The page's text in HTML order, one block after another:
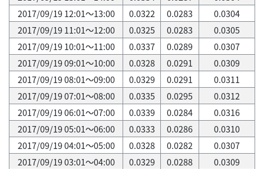
2017/09/19 12:01～13:00
0.0322 0.0283
0.0304
2017/09/19 11:01～12:00
0.0325 0.0283
0.0305
2017/09/19 10:01～11:00
0.0337 0.0289
0.0307
2017/09/19 09:01～10:00
0.0328 0.0291
0.0309
2017/09/19 08:01～09:00
0.0329 0.0291
0.0311
2017/09/19 07:01～08:00
0.0335 0.0295
0.0312
2017/09/19 06:01～07:00
0.0339 0.0284
0.0316
2017/09/19 05:01～06:00
0.0333 0.0286
0.0310
2017/09/19 04:01～05:00
0.0328 0.0282
0.0307
2017/09/19 03:01～04:00
0.0329 0.0288
0.0309